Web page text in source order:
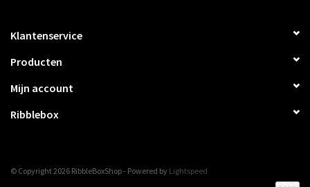
Klantenservice
Producten
Mijn account
Ribblebox
© Copyright 2026 RibbleBoxShop - Powered by Lightspeed